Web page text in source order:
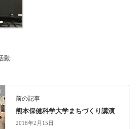
動
前の記事
熊本保健科学大学まちづくり講演
2018年2月15日